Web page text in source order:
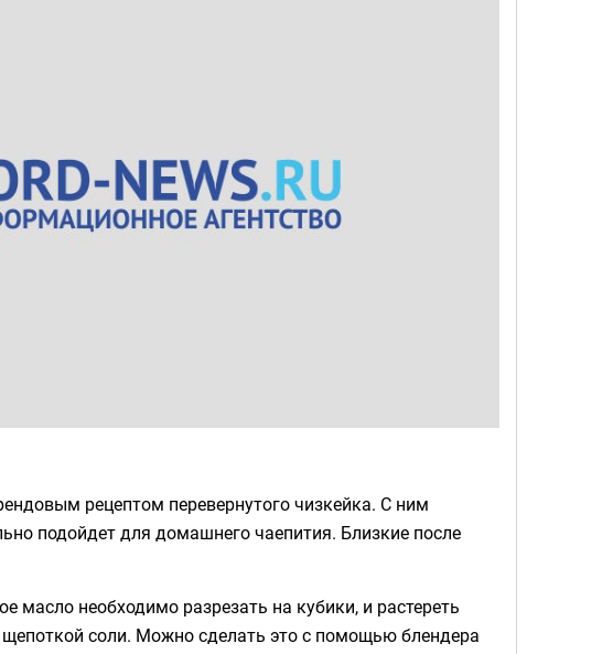
рецептом перевернутого чизкейка. С ним
подойдет для домашнего чаепития. Близкие после
масло необходимо разрезать на кубики, и растереть
соли. Можно сделать это с помощью блендера